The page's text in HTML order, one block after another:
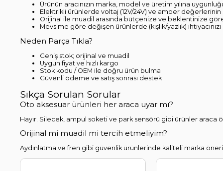
Ürünün aracınızın marka, model ve üretim yılına
Elektrikli ürünlerde voltaj (12V/24V) ve amper
Orijinal ile muadil arasında bütçenize ve beklentinize
Mevsime göre değişen ürünlerde (kışlık/yazlık)
Neden Parça Tıkla?
Geniş stok; orijinal ve muadil
Uygun fiyat ve hızlı kargo
Stok kodu / OEM ile doğru ürün bulma
Güvenli ödeme ve satış sonrası destek
Sıkça Sorulan Sorular
Oto aksesuar ürünleri her araca uyar mı?
Hayır. Silecek, ampul soketi ve park sensörü gibi ürünler araca
Orijinal mi muadil mi tercih etmeliyim?
Aydınlatma ve fren gibi güvenlik ürünlerinde kaliteli marka